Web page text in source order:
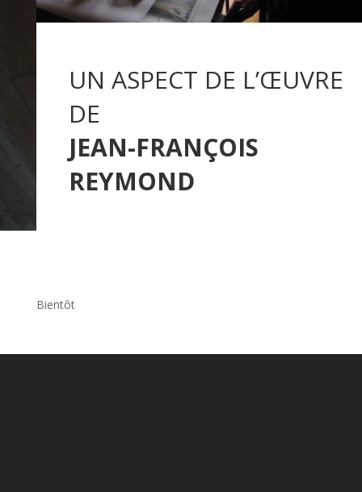
UN ASPECT DE L’ŒUVRE
DE
JEAN-FRANÇOIS
REYMOND
Bientôt